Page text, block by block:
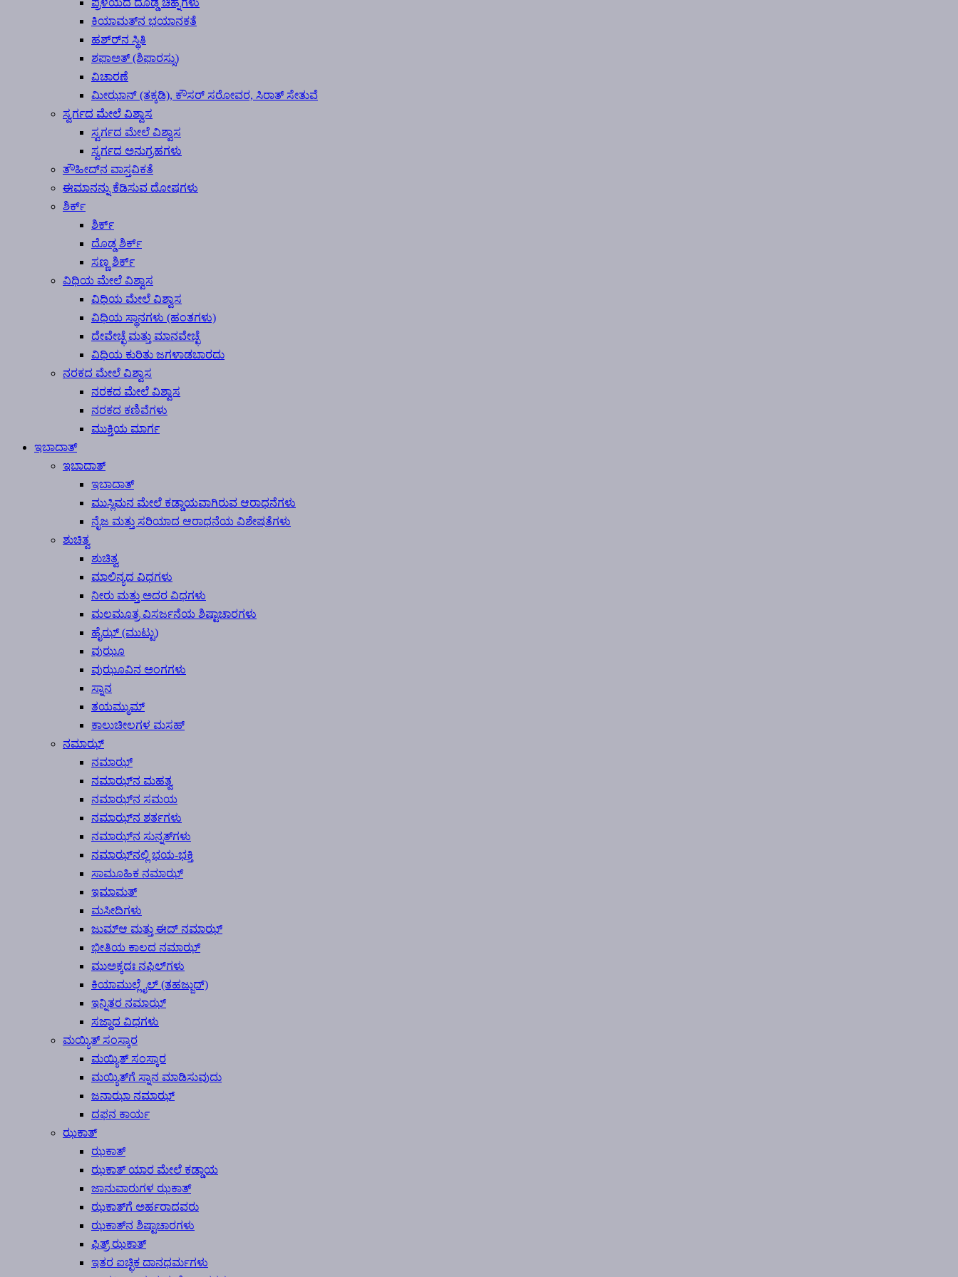
ಪ್ರಳಯದ ದೊಡ್ಡ ಚಿಹ್ನೆಗಳು
ಕಿಯಾಮತ್‍ನ ಭಯಾನಕತೆ
ಹಶ್ರ್‍ನ ಸ್ಥಿತಿ
ಶಫಾಅತ್ (ಶಿಫಾರಸ್ಸು)
ವಿಚಾರಣೆ
ಮೀಝಾನ್ (ತಕ್ಕಡಿ), ಕೌಸರ್ ಸರೋವರ, ಸಿರಾತ್ ಸೇತುವೆ
ಸ್ವರ್ಗದ ಮೇಲೆ ವಿಶ್ವಾಸ
ಸ್ವರ್ಗದ ಮೇಲೆ ವಿಶ್ವಾಸ
ಸ್ವರ್ಗದ ಅನುಗ್ರಹಗಳು
ತೌಹೀದ್‍ನ ವಾಸ್ತವಿಕತೆ
ಈಮಾನನ್ನು ಕೆಡಿಸುವ ದೋಷಗಳು
ಶಿರ್ಕ್
ಶಿರ್ಕ್
ದೊಡ್ಡ ಶಿರ್ಕ್
ಸಣ್ಣ ಶಿರ್ಕ್
ವಿಧಿಯ ಮೇಲೆ ವಿಶ್ವಾಸ
ವಿಧಿಯ ಮೇಲೆ ವಿಶ್ವಾಸ
ವಿಧಿಯ ಸ್ಥಾನಗಳು (ಹಂತಗಳು)
ದೇವೇಚ್ಛೆ ಮತ್ತು ಮಾನವೇಚ್ಛೆ
ವಿಧಿಯ ಕುರಿತು ಜಗಳಾಡಬಾರದು
ನರಕದ ಮೇಲೆ ವಿಶ್ವಾಸ
ನರಕದ ಮೇಲೆ ವಿಶ್ವಾಸ
ನರಕದ ಕಣಿವೆಗಳು
ಮುಕ್ತಿಯ ಮಾರ್ಗ
ಇಬಾದಾತ್
ಇಬಾದಾತ್
ಇಬಾದಾತ್
ಮುಸ್ಲಿಮನ ಮೇಲೆ ಕಡ್ಡಾಯವಾಗಿರುವ ಆರಾಧನೆಗಳು
ನೈಜ ಮತ್ತು ಸರಿಯಾದ ಆರಾಧನೆಯ ವಿಶೇಷತೆಗಳು
ಶುಚಿತ್ವ
ಶುಚಿತ್ವ
ಮಾಲಿನ್ಯದ ವಿಧಗಳು
ನೀರು ಮತ್ತು ಅದರ ವಿಧಗಳು
ಮಲಮೂತ್ರ ವಿಸರ್ಜನೆಯ ಶಿಷ್ಟಾಚಾರಗಳು
ಹೈಝ್ (ಮುಟ್ಟು)
ವುಝೂ
ವುಝೂವಿನ ಅಂಗಗಳು
ಸ್ನಾನ
ತಯಮ್ಮುಮ್
ಕಾಲುಚೀಲಗಳ ಮಸಹ್
ನಮಾಝ್
ನಮಾಝ್
ನಮಾಝ್‍ನ ಮಹತ್ವ
ನಮಾಝ್‍ನ ಸಮಯ
ನಮಾಝ್‍ನ ಶರ್ತಗಳು
ನಮಾಝ್‍ನ ಸುನ್ನತ್‍ಗಳು
ನಮಾಝ್‍ನಲ್ಲಿ ಭಯ-ಭಕ್ತಿ
ಸಾಮೂಹಿಕ ನಮಾಝ್
ಇಮಾಮತ್
ಮಸೀದಿಗಳು
ಜುಮ್‍ಆ ಮತ್ತು ಈದ್ ನಮಾಝ್
ಭೀತಿಯ ಕಾಲದ ನಮಾಝ್
ಮುಅಕ್ಕದಃ ನಫಿಲ್‍ಗಳು
ಕಿಯಾಮುಲ್ಲೈಲ್ (ತಹಜ್ಜುದ್)
ಇನ್ನಿತರ ನಮಾಝ್
ಸಜ್ದಾದ ವಿಧಗಳು
ಮಯ್ಯಿತ್ ಸಂಸ್ಕಾರ
ಮಯ್ಯಿತ್ ಸಂಸ್ಕಾರ
ಮಯ್ಯಿತ್‍ಗೆ ಸ್ನಾನ ಮಾಡಿಸುವುದು
ಜನಾಝಾ ನಮಾಝ್
ದಫನ ಕಾರ್ಯ
ಝಕಾತ್
ಝಕಾತ್
ಝಕಾತ್ ಯಾರ ಮೇಲೆ ಕಡ್ಡಾಯ
ಜಾನುವಾರುಗಳ ಝಕಾತ್
ಝಕಾತ್‍ಗೆ ಅರ್ಹರಾದವರು
ಝಕಾತ್‍ನ ಶಿಷ್ಟಾಚಾರಗಳು
ಫಿತ್ರ್ ಝಕಾತ್
ಇತರ ಐಚ್ಛಿಕ ದಾನಧರ್ಮಗಳು